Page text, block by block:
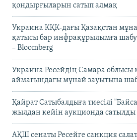
қондырғыларын сатып алмақ
Украина КҚК-дағы Қазақстан
қатысы бар инфрақұрылымға
– Bloomberg
Украина Ресейдің Самара облысы
аймағындағы мұнай зауытына
Қайрат Сатыбалдыға тиесілі
жылдан кейін аукционда сатылды
АҚШ сенаты Ресейге санкция